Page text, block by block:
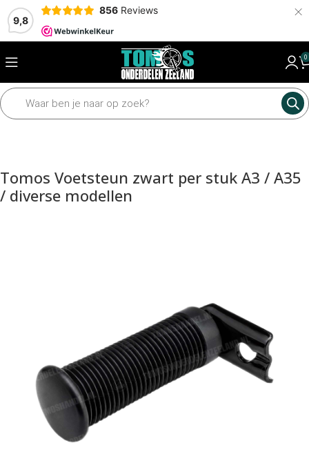
9,8
856 Reviews ×
0
Home Framedelen Diverse framedelen Voetsteunen
Tomos Voetsteun zwart per stuk A3 / A35
/ diverse modellen